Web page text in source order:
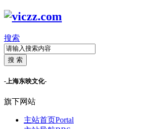
搜索
搜 索
-上海东映文化-
旗下网站
主站首页Portal